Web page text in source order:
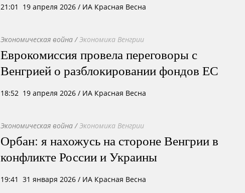
21:01 19 апреля 2026 / ИА Красная Весна
Экономическая война /Экономика Венгрии
Еврокомиссия провела переговоры с
Венгрией о разблокировании фондов ЕС
18:52 19 апреля 2026 / ИА Красная Весна
Экономическая война /Экономика Венгрии
Орбан: я нахожусь на стороне Венгрии в
конфликте России и Украины
19:41 31 января 2026 / ИА Красная Весна